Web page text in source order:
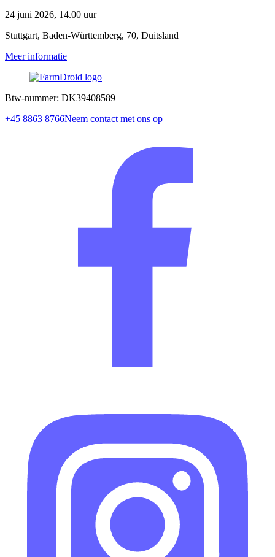
24 juni 2026, 14.00 uur
Stuttgart, Baden-Württemberg, 70, Duitsland
Meer informatie
Btw-nummer: DK39408589
+45 8863 8766Neem contact met ons op